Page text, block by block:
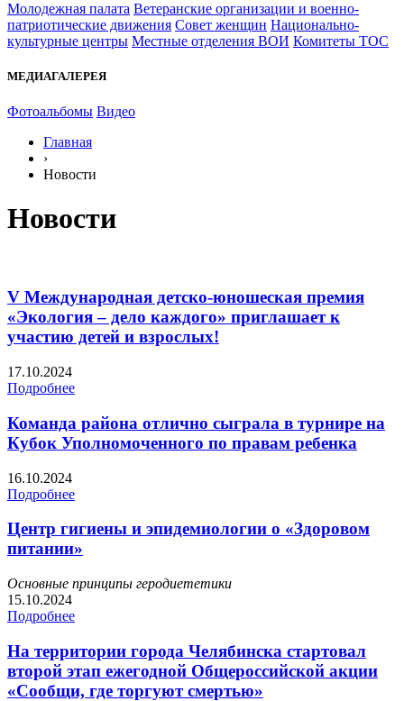
Молодежная палата Ветеранские организации и военно-
патриотические движения Совет женщин Национально-
культурные центры Местные отделения ВОИ Комитеты ТОС
МЕДИАГАЛЕРЕЯ
Фотоальбомы Видео
Главная
›
Новости
Новости
V Международная детско-юношеская премия
«Экология – дело каждого» приглашает к
участию детей и взрослых!
17.10.2024
Подробнее
Команда района отлично сыграла в турнире на
Кубок Уполномоченного по правам ребенка
16.10.2024
Подробнее
Центр гигиены и эпидемиологии о «Здоровом
питании»
Основные принципы геродиететики
15.10.2024
Подробнее
На территории города Челябинска стартовал
второй этап ежегодной Общероссийской акции
«Сообщи, где торгуют смертью»